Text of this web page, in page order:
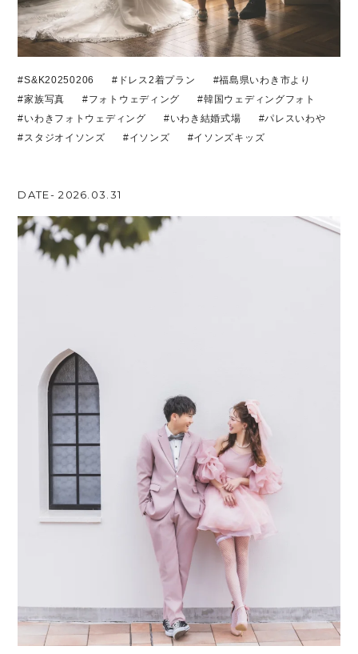
#S&K20250206 #ドレス2着プラン
#福島県いわき市より
#家族写真
#フォトウェディング
#韓国ウェディングフォト
#いわきフォトウェディング
#いわき結婚式場
#パレスいわや
#スタジオイソンズ
#イソンズ #イソンズキッズ
DATE- 2026.03.31